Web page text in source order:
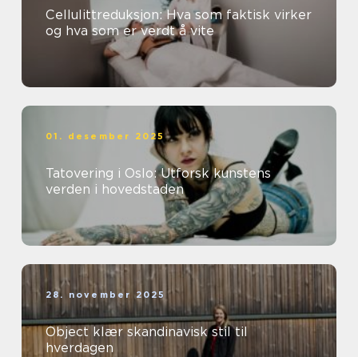
Cellulittreduksjon: Hva som faktisk virker
og hva som er verdt å vite
01. desember 2025
Tatovering i Oslo: Utforsk kunstens
verden i hovedstaden
28. november 2025
Object klær skandinavisk stil til
hverdagen